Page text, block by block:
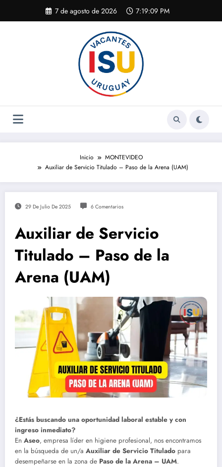
contenido
7 de agosto de 2026 7:19:09 PM
Inicio
MONTEVIDEO
Auxiliar de Servicio Titulado – Paso de la Arena (UAM)
29 De Julio De 2025 6 Comentarios
Auxiliar de Servicio
Titulado – Paso de la
Arena (UAM)
¿Estás buscando una oportunidad laboral estable y con
ingreso inmediato?
En Aseo, empresa líder en higiene profesional, nos encontramos
en la búsqueda de un/a Auxiliar de Servicio Titulado para
desempeñarse en la zona de Paso de la Arena – UAM.